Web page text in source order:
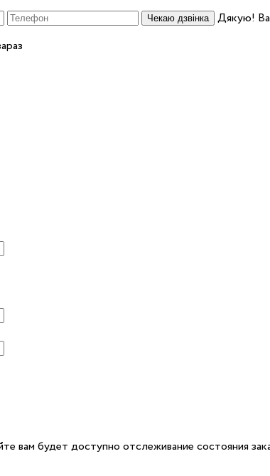
Чекаю дзвінка
Дякую!
вам будет доступно отслеживание состояния